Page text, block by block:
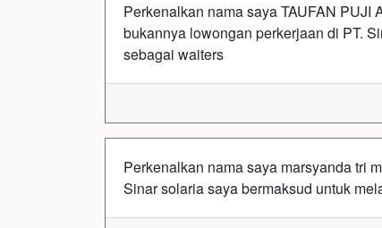
Perkenalkan nama saya TAUFAN
bukannya lowongan perkerjaan di PT.
sebagai waiters
Perkenalkan nama saya marsyanda tri
Sinar solaria saya bermaksud untuk